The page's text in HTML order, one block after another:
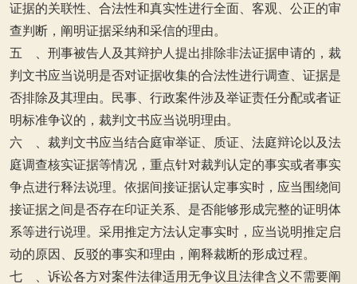
证据的关联性、合法性和真实性进行全面、客观、公正的审
查判断，阐明证据采纳和采信的理由。
五 、刑事被告人及其辩护人提出排除非法证据申请的，裁
判文书应当说明是否对证据收集的合法性进行调查、证据是
否排除及其理由。民事、行政案件涉及举证责任分配或者证
明标准争议的，裁判文书应当说明理由。
六 、裁判文书应当结合庭审举证、质证、法庭辩论以及法
庭调查核实证据等情况，重点针对裁判认定的事实或者事实
争点进行释法说理。依据间接证据认定事实时，应当围绕间
接证据之间是否存在印证关系、是否能够形成完整的证明体
系等进行说理。采用推定方法认定事实时，应当说明推定启
动的原因、反驳的事实和理由，阐释裁断的形成过程。
七 、诉讼各方对案件法律适用无争议且法律含义不需要阐